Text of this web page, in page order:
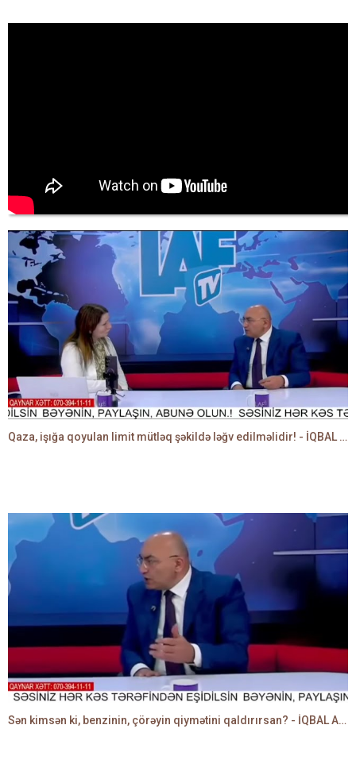
Qaza, işığa qoyulan limit mütləq şəkildə ləğv edilməlidir! - İQBAL AĞAZADƏ
Sən kimsən ki, benzinin, çörəyin qiymətini qaldırırsan? - İQBAL AĞAZADƏ